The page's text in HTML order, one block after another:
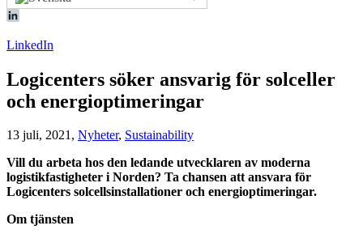
LinkedIn
Logicenters söker ansvarig för solceller
och energioptimeringar
13 juli, 2021, Nyheter, Sustainability
Vill du arbeta hos den ledande utvecklaren av moderna
logistikfastigheter i Norden? Ta chansen att ansvara för
Logicenters solcellsinstallationer och energioptimeringar.
Om tjänsten